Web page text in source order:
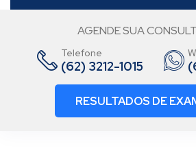
AGENDE SUA
Telefone
(62) 3212-1015
RESULTADOS DE